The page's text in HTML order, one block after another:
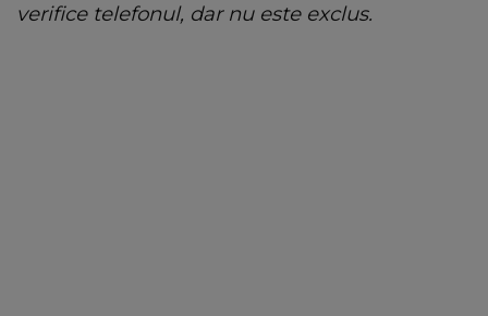
verifice telefonul, dar nu este exclus.